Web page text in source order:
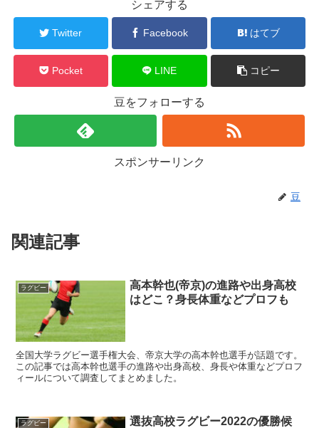
シェアする
Twitter Facebook はてブ
Pocket LINE コピー
豆をフォローする
スポンサーリンク
豆
関連記事
ラグビー
高本幹也(帝京)の進路や出身高校
はどこ？身長体重などプロフも
全国大学ラグビー選手権大会、帝京大学の高本幹也選手が話題です。
この記事では高本幹也選手の進路や出身高校、身長や体重などプロフ
ィールについて調査してまとめました。
ラグビー
選抜高校ラグビー2022の優勝候